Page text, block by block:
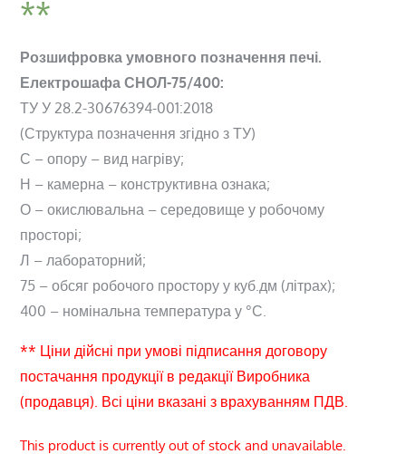
Розшифровка умовного позначення печі.
Електрошафа СНОЛ-75/400:
ТУ У 28.2-30676394-001:2018
(Структура позначення згідно з ТУ)
С – опору – вид нагріву;
Н – камерна – конструктивна ознака;
О – окислювальна – середовище у робочому
просторі;
Л – лабораторний;
75 – обсяг робочого простору у куб.дм (літрах);
400 – номінальна температура у °С.
** Ціни дійсні при умові підписання договору
постачання продукції в редакції Виробника
(продавця). Всі ціни вказані з врахуванням ПДВ.
This product is currently out of stock and unavailable.